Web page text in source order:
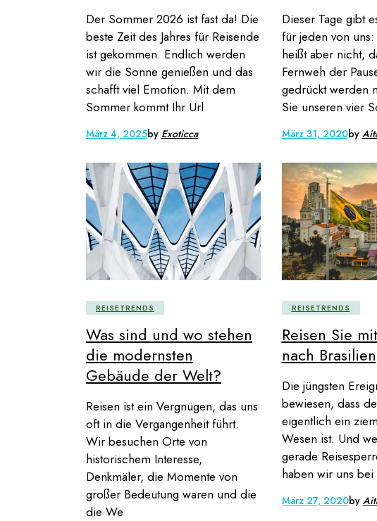
Der Sommer 2026 ist fast da! Die
beste Zeit des Jahres für Reisende
ist gekommen. Endlich werden
wir die Sonne genießen und das
schafft viel Emotion. Mit dem
Sommer kommt Ihr Url
März 4, 2025by Exoticca
Dieser Tage gibt
für jeden von uns:
heißt aber nicht,
Fernweh der
gedrückt werden
Sie unseren vier
März 31, 2020by
REISETRENDS
Was sind und wo stehen
die modernsten
Gebäude der Welt?
Reisen ist ein Vergnügen, das uns
oft in die Vergangenheit führt.
Wir besuchen Orte von
historischem Interesse,
Denkmäler, die Momente von
großer Bedeutung waren und die
die We
REISETRENDS
Reisen Sie
nach Brasilien
Die jüngsten
bewiesen, dass
eigentlich ein
Wesen ist. Und
gerade
haben wir uns
März 27, 2020by